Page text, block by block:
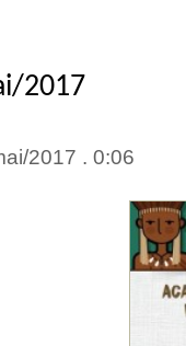
2017
2017 . 0:06